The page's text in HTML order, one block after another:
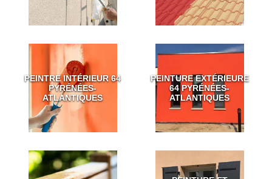
PEINTRE INTÉRIEUR 64
PYRÉNÉES-
ATLANTIQUES
PEINTURE EXTÉRIEURE
64 PYRÉNÉES-
ATLANTIQUES